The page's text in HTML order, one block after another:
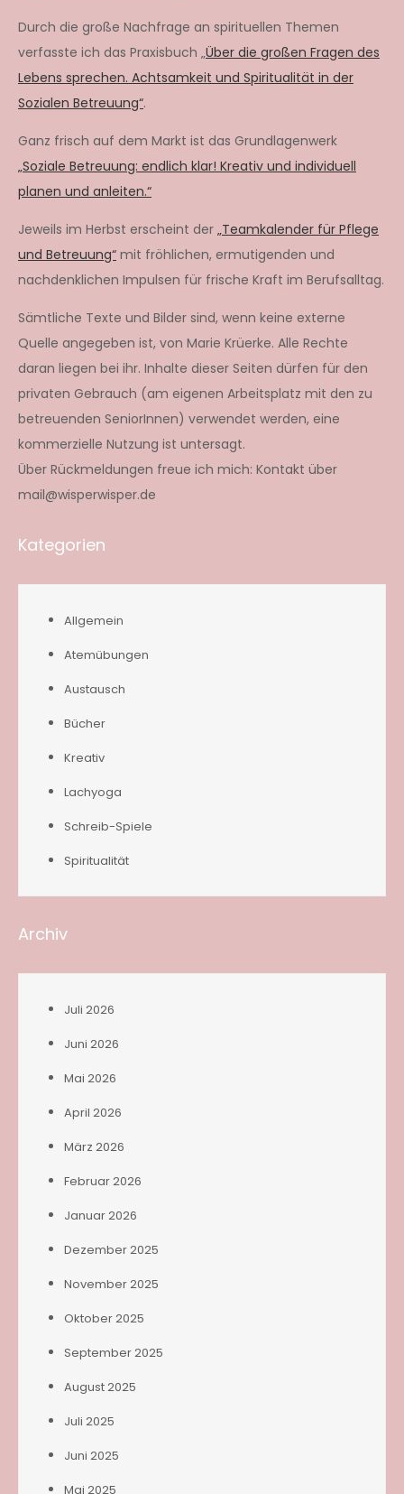
Durch die große Nachfrage an spirituellen Themen
verfasste ich das Praxisbuch „Über die großen Fragen des
Lebens sprechen. Achtsamkeit und Spiritualität in der
Sozialen Betreuung“.
Ganz frisch auf dem Markt ist das Grundlagenwerk
„Soziale Betreuung: endlich klar! Kreativ und individuell
planen und anleiten.“
Jeweils im Herbst erscheint der „Teamkalender für Pflege
und Betreuung“ mit fröhlichen, ermutigenden und
nachdenklichen Impulsen für frische Kraft im Berufsalltag.
Sämtliche Texte und Bilder sind, wenn keine externe
Quelle angegeben ist, von Marie Krüerke. Alle Rechte
daran liegen bei ihr. Inhalte dieser Seiten dürfen für den
privaten Gebrauch (am eigenen Arbeitsplatz mit den zu
betreuenden SeniorInnen) verwendet werden, eine
kommerzielle Nutzung ist untersagt.
Über Rückmeldungen freue ich mich: Kontakt über
mail@wisperwisper.de
Kategorien
Allgemein
Atemübungen
Austausch
Bücher
Kreativ
Lachyoga
Schreib-Spiele
Spiritualität
Archiv
Juli 2026
Juni 2026
Mai 2026
April 2026
März 2026
Februar 2026
Januar 2026
Dezember 2025
November 2025
Oktober 2025
September 2025
August 2025
Juli 2025
Juni 2025
Mai 2025